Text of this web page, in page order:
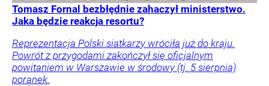
Tomasz Fornal bezbłędnie zahaczył ministerstwo.
Jaka będzie reakcja resortu?
Reprezentacja Polski siatkarzy wróciła już do kraju.
Powrót z przygodami zakończył się oficjalnym
powitaniem w Warszawie w środowy (tj. 5 sierpnia)
poranek.